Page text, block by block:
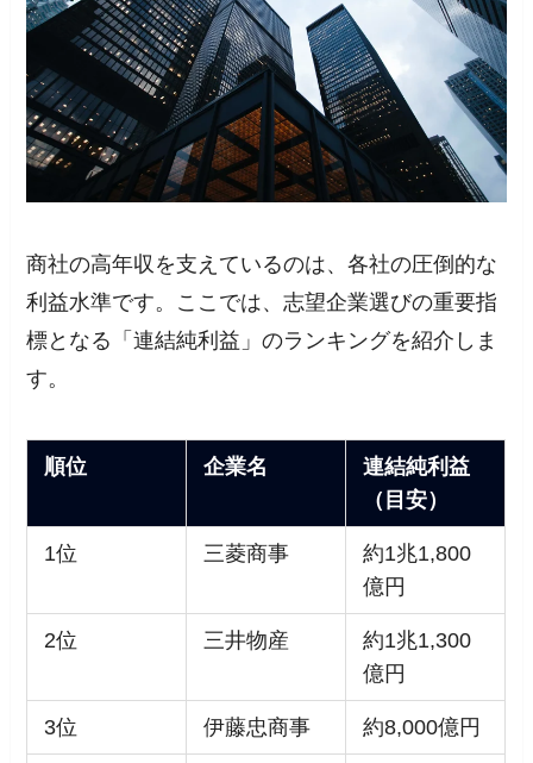
商社の高年収を支えているのは、各社の圧倒的な
利益水準です。ここでは、志望企業選びの重要指
標となる「連結純利益」のランキングを紹介しま
す。
順位 企業名
連結純利益
（目安）
1位 三菱商事
約1兆1,800
億円
2位 三井物産
約1兆1,300
億円
3位 伊藤忠商事 約8,000億円